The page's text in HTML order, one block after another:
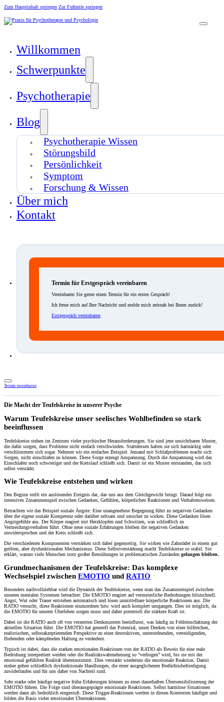
Zum Hauptinhalt springen Zur Fußzeile springen
Willkommen
Schwerpunkte
Psychotherapie
Blog
Psychotherapie Wissen
Störungsbild
Persönlichkeit
Symptom
Forschung & Wissen
Über mich
Kontakt
Termin für Erstgespräch vereinbaren
Vereinbaren Sie gerne einen Termin für ein erstes Gespräch!
Ich freue mich auf Ihre Nachricht und melde mich zeitnah bei Ihnen zurück!
Erstgespräch vereinbaren
Termin vereinbaren
Die Macht der Teufelskreise in unserer Psyche
Warum Teufelskreise unser seelisches Wohlbefinden so stark
beeinflussen
Teufelskreise stehen im Zentrum vieler psychischer Herausforderungen. Sie sind jene unsichtbaren Muster,
die dafür sorgen, dass Probleme nicht einfach verschwinden. Stattdessen halten sie sich hartnäckig oder
verschlimmern sich sogar. Nehmen wir ein einfaches Beispiel: Jemand mit Schlafproblemen macht sich
Sorgen, nicht einschlafen zu können. Diese Sorge erzeugt Anspannung. Durch die Anspannung wird das
Einschlafen noch schwieriger und der Kreislauf schließt sich. Damit ist ein Muster entstanden, das sich
selbst verstärkt.
Wie Teufelskreise entstehen und wirken
Den Beginn stellt ein auslösendes Ereignis dar, das uns aus dem Gleichgewicht bringt. Darauf folgt ein
intensives Zusammenspiel zwischen Gedanken, Gefühlen, körperlichen Reaktionen und Verhaltensweisen.
Betrachten wir das Beispiel soziale Ängste: Eine unangenehme Begegnung führt zu negativen Gedanken
über die eigene soziale Kompetenz oder darüber seltsam und unsicher zu wirken. Diese Gedanken lösen
Angstgefühle aus. Der Körper reagiert mit Herzklopfen und Schwitzen, was schließlich zu
Vermeidungsverhalten führt. Ohne neue soziale Erfahrungen bleiben die negativen Gedanken
unwidersprochen und der Kreis schließt sich.
Die verschiedenen Komponenten verstärken sich dabei gegenseitig. Sie wirken wie Zahnräder in einem gut
geölten, aber dysfunktionalen Mechanismus. Diese Selbstverstärkung macht Teufelskreise so stabil. Sie
erklärt, warum viele Menschen trotz großer Bemühungen in problematischen Zuständen gefangen bleiben.
Grundmechanismen der Teufelskreise: Das komplexe
Wechselspiel zwischen EMOTIO und RATIO
Besonders nachvollziehbar wird die Dynamik der Teufelskreise, wenn man das Zusammenspiel zwischen
unseren mentalen Systemen betrachtet: Die EMOTIO reagiert auf vermeintliche Bedrohungen blitzschnell.
Angst, Wut oder Trauer entstehen automatisch und lösen unmittelbare körperliche Reaktionen aus. Die
RATIO versucht, diese Reaktionen einzuordnen bzw. wird auch komplett umgangen. Dies ist möglich, da
die EMOTIO für unserer Überleben sorgen muss und daher potentiell die stärkere Kraft ist.
Dabei ist die RATIO auch oft von verzerrten Denkmustern beeinflusst, was häufig zu Fehleinschätzung der
aktuellen Situation führt. Die EMOTIO hat generell das Potential, unser Denken von einer hilfreichen,
realistischen, selbstakzeptierenden Perspektive zu einer destruktiven, unterordnenden, verteidigenden,
fliehenden oder kämpfenden Haltung zu verändern.
Typisch ist dabei, dass die starken emotionalen Reaktionen von der RATIO als Beweis für eine reale
Bedrohung interpretiert werden oder die Realitätswahrnehmung so “verbogen” wird, bis sie mit der
emotional gefühlten Realität übereinstimmt. Dies verstärkt wiederum die emotionale Reaktion. Damit
einher gehen schließlich dysfunktionale Handlungen, die einer ausgeglichenen Bedürfnisbefriedigung
zuwiderlaufen und für uns daher von Nachteil sind.
Sehr starke oder häufige negative frühe Erfahrungen können zu einer dauerhaften Übersensibilisierung der
EMOTIO führen. Die Folge sind überausgeprägte emotionale Reaktionen. Selbst harmlose Situationen
werden dann als bedrohlich eingestuft. Diese Trigger-Reaktionen werden in diesen Kontexten häufiger und
bilden die Basis vieler emotionaler Überreaktionen.